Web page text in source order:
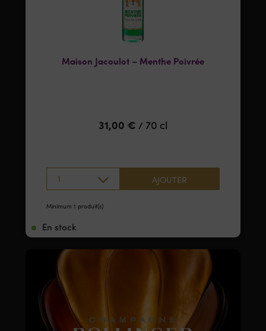
Maison Jacoulot – Menthe Poivrée
31,00 € / 70 cl
1 AJOUTER
Minimum 1 produit(s)
En stock